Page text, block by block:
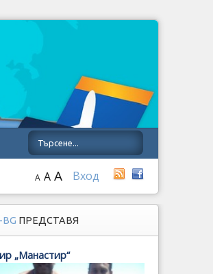
Вход
A A A
ПРЕДСТАВЯ
„Манастир“